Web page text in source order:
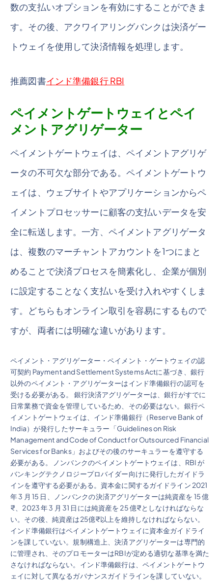
数の支払いオプションを有効にすることができま
す。その後、アクワイアリングバンクは決済ゲー
トウェイを使用して決済情報を処理します。
推薦図書インド準備銀行 RBI
ペイメントゲートウェイとペイ
メントアグリゲーター
ペイメントゲートウェイは、ペイメントアグリゲ
ータの不可欠な部分である。ペイメントゲートウ
ェイは、ウェブサイトやアプリケーションからペ
イメントプロセッサーに顧客の支払いデータを安
全に転送します。一方、ペイメントアグリゲータ
は、複数のマーチャントアカウントを1つにまと
めることで決済プロセスを簡素化し、企業が個別
に設定することなく支払いを受け入れやすくしま
す。どちらもオンライン取引を容易にするもので
すが、両者には明確な違いがあります。
ペイメント・アグリゲーター・ペイメント・ゲートウェイの認
可契約 Payment and Settlement Systems Actに基づき、銀行
以外のペイメント・アグリゲーターはインド準備銀行の認可を
受ける必要がある。 銀行決済アグリゲーターは、銀行がすでに
日常業務で資金を管理しているため、その必要はない。銀行ペ
イメントゲートウェイは、インド準備銀行（Reserve Bank of
India）が発行したサーキュラー「Guidelines on Risk
Management and Code of Conduct for Outsourced Financial
Services for Banks」およびその後のサーキュラーを遵守する
必要がある。 ノンバンクのペイメントゲートウェイは、RBI が
バンキングテクノロジープロバイダー向けに発行したガイドラ
インを遵守する必要がある。資本金に関するガイドライン 2021
年 3 月 15 日、ノンバンクの決済アグリゲーターは純資産を 15 億
₹、2023 年 3 月 31 日には純資産を 25 億₹としなければならな
い。その後、純資産は25億₹以上を維持しなければならない。
インド準備銀行はペイメントゲートウェイに資本金ガイドライ
ンを課していない。規制構造上、決済アグリゲーターは専門的
に管理され、そのプロモーターはRBIが定める適切な基準を満た
さなければならない。インド準備銀行は、ペイメントゲートウ
ェイに対して異なるガバナンスガイドラインを課 していない。